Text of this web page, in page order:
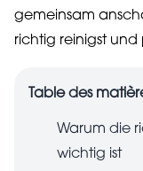
gemeinsam
richtig reinigst und
Table des
Warum die
wichtig ist